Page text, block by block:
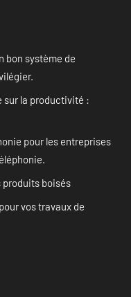
bon système de
sur la productivité :
pour les entreprises
produits boisés
vos travaux de